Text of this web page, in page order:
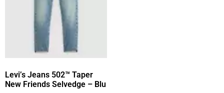
Levi’s Jeans 502™ Taper
New Friends Selvedge – Blu